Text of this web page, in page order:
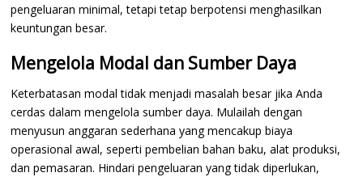
pengeluaran minimal, tetapi tetap berpotensi menghasilkan
keuntungan besar.
Mengelola Modal dan Sumber Daya
Keterbatasan modal tidak menjadi masalah besar jika Anda
cerdas dalam mengelola sumber daya. Mulailah dengan
menyusun anggaran sederhana yang mencakup biaya
operasional awal, seperti pembelian bahan baku, alat produksi,
dan pemasaran. Hindari pengeluaran yang tidak diperlukan,